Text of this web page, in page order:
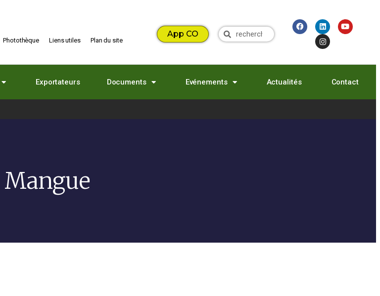
Photothèque Liens utiles Plan du site
App CO
Exportateurs Documents Evénements Actualités Contact
Mangue